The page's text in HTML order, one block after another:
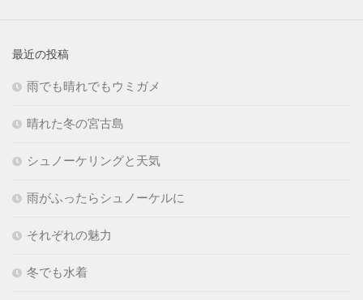
最近の投稿
雨でも晴れでもウミガメ
晴れた冬の宮古島
シュノーケリングと天気
雨がふったらシュノーケルに
それぞれの魅力
冬でも水着